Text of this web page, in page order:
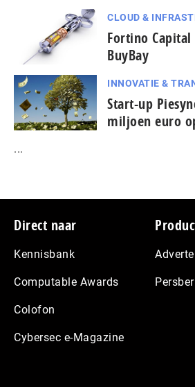
CLOUD &
Fortino
BuyBay
INNOVATIE &
Start-up
miljoen euro
...
Footer
Direct naar
Kennisbank
Computable Awards
Colofon
Cybersec e-Magazine